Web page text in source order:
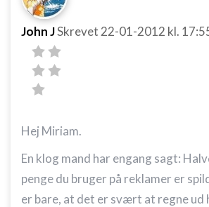
John JSkrevet 22-01-2012 kl.
Hej Miriam.
En klog mand har engang sagt:
penge du bruger på reklamer er
er bare, at det er svært at regne ud